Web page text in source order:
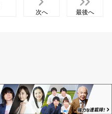
次へ 最後へ